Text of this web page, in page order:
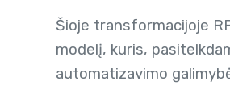
Šioje transformacijoje
modelį, kuris,
automatizavimo